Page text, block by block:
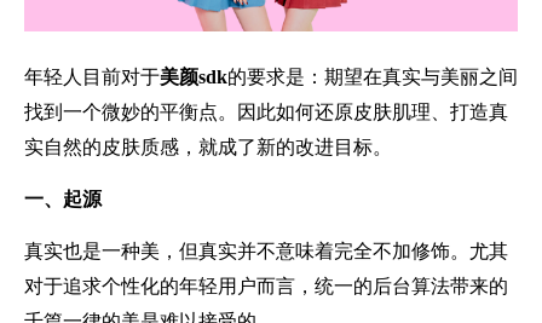
年轻人目前对于美颜sdk的要求是：期望在真实与美丽之间
找到一个微妙的平衡点。因此如何还原皮肤肌理、打造真
实自然的皮肤质感，就成了新的改进目标。
一、起源
真实也是一种美，但真实并不意味着完全不加修饰。尤其
对于追求个性化的年轻用户而言，统一的后台算法带来的